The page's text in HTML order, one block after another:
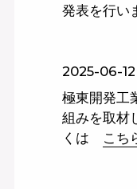
発表を行い
2025-06-12
極東開発工
組みを取材
くは
こち